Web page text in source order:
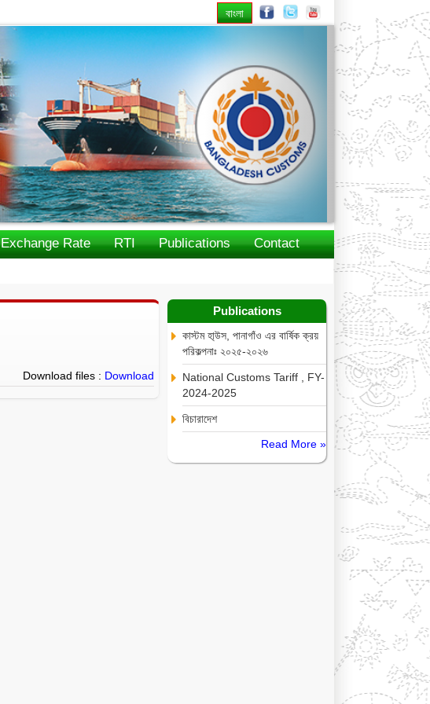
বাংলা
Next
Exchange Rate RTI Publications
Contact
Download files : Download
Publications
কাস্টম হা্উস, পানাগাঁও এর বার্ষিক ক্রয়
পরিকল্পনাঃ ২০২৫-২০২৬
National Customs Tariff , FY-
2024-2025
বিচারাদেশ
Read More »